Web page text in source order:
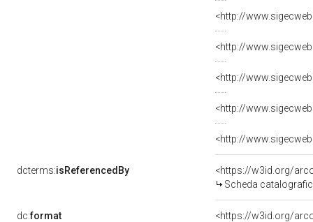
<http://
<http://
<http://
<http://
<http://
dcterms:isReferencedBy
<https://w3id.org/
Scheda
dc:format
<https://w3id.org/